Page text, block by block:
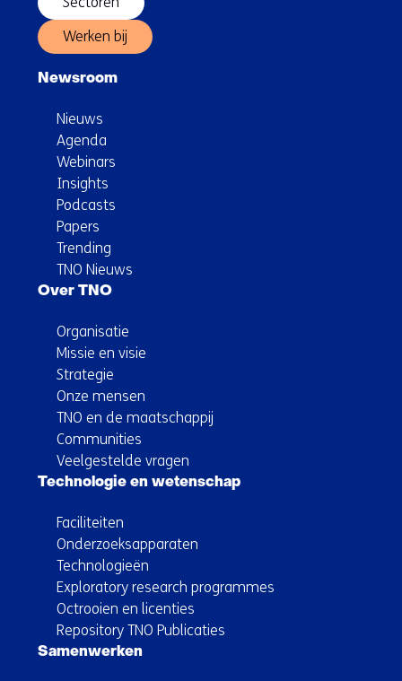
Werken bij
Newsroom
Nieuws
Agenda
Webinars
Insights
Podcasts
Papers
Trending
TNO Nieuws
Over TNO
Organisatie
Missie en visie
Strategie
Onze mensen
TNO en de maatschappij
Communities
Veelgestelde vragen
Technologie en wetenschap
Faciliteiten
Onderzoeksapparaten
Technologieën
Exploratory research programmes
Octrooien en licenties
Repository TNO Publicaties
Samenwerken